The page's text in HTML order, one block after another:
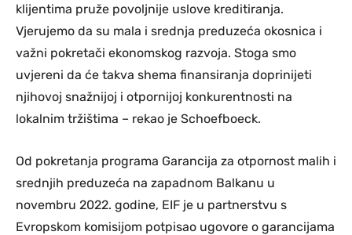
klijentima pruže povoljnije uslove kreditiranja.
Vjerujemo da su mala i srednja preduzeća okosnica i
važni pokretači ekonomskog razvoja. Stoga smo
uvjereni da će takva shema finansiranja doprinijeti
njihovoj snažnijoj i otpornijoj konkurentnosti na
lokalnim tržištima – rekao je Schoefboeck.
Od pokretanja programa Garancija za otpornost malih i
srednjih preduzeća na zapadnom Balkanu u
novembru 2022. godine, EIF je u partnerstvu s
Evropskom komisijom potpisao ugovore o garancijama